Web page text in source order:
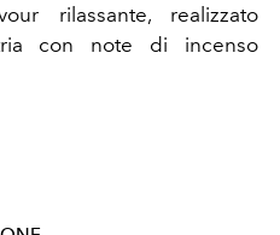
rilassante, realizzato
con note di incenso